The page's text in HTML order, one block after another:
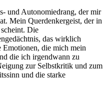
und Autonomiedrang, der mir
Mein Querdenkergeist, der in
Die
das wirklich
Emotionen, die mich mein
die ich irgendwann zu
zur Selbstkritik und zum
und die starke